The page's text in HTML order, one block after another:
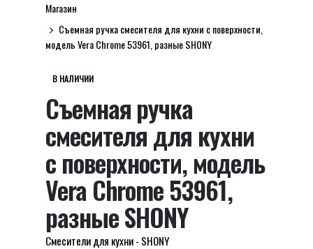
Магазин
Съемная ручка смесителя для кухни с поверхности,
модель Vera Chrome 53961, разные SHONY
В НАЛИЧИИ
Съемная ручка
смесителя для кухни
с поверхности, модель
Vera Chrome 53961,
разные SHONY
Смесители для кухни - SHONY